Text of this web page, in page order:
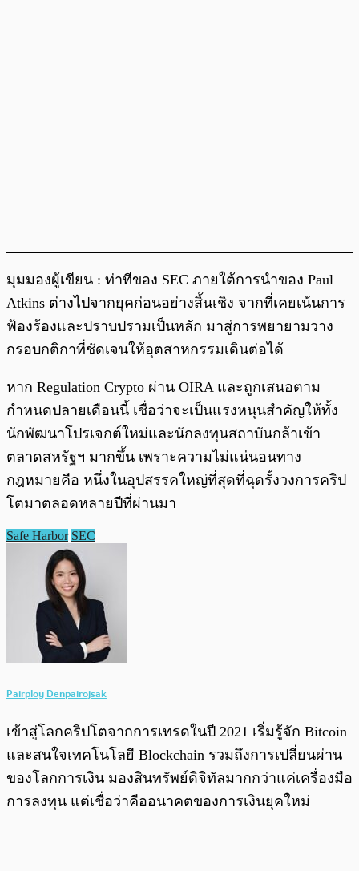
มุมมองผู้เขียน : ท่าทีของ SEC ภายใต้การนำของ Paul
Atkins ต่างไปจากยุคก่อนอย่างสิ้นเชิง จากที่เคยเน้นการ
ฟ้องร้องและปราบปรามเป็นหลัก มาสู่การพยายามวาง
กรอบกติกาที่ชัดเจนให้อุตสาหกรรมเดินต่อได้
หาก Regulation Crypto ผ่าน OIRA และถูกเสนอตาม
กำหนดปลายเดือนนี้ เชื่อว่าจะเป็นแรงหนุนสำคัญให้ทั้ง
นักพัฒนาโปรเจกต์ใหม่และนักลงทุนสถาบันกล้าเข้า
ตลาดสหรัฐฯ มากขึ้น เพราะความไม่แน่นอนทาง
กฎหมายคือ หนึ่งในอุปสรรคใหญ่ที่สุดที่ฉุดรั้งวงการคริป
โตมาตลอดหลายปีที่ผ่านมา
Safe Harbor SEC
Pairploy Denpairojsak
เข้าสู่โลกคริปโตจากการเทรดในปี 2021 เริ่มรู้จัก Bitcoin
และสนใจเทคโนโลยี Blockchain รวมถึงการเปลี่ยนผ่าน
ของโลกการเงิน มองสินทรัพย์ดิจิทัลมากกว่าแค่เครื่องมือ
การลงทุน แต่เชื่อว่าคืออนาคตของการเงินยุคใหม่